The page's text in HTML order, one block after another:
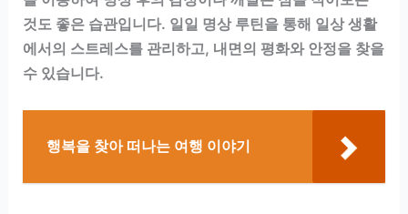
것도 좋은 습관입니다. 일일 명상 루틴을 통해 일상 생활
에서의 스트레스를 관리하고, 내면의 평화와 안정을 찾을
수 있습니다.
행복을 찾아 떠나는 여행 이야기